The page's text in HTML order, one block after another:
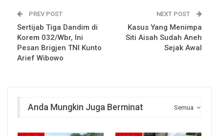
PREV POST
Sertijab Tiga Dandim di
Korem 032/Wbr, Ini
Pesan Brigjen TNI Kunto
Arief Wibowo
NEXT POST
Kasus Yang Menimpa
Siti Aisah Sudah Aneh
Sejak Awal
Semua
Anda Mungkin Juga Berminat